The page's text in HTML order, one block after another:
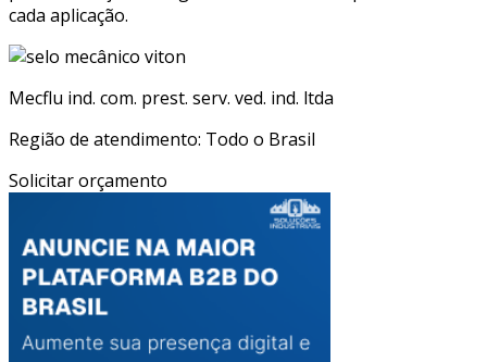
cada aplicação.
Mecflu ind. com. prest. serv. ved. ind. ltda
Região de atendimento: Todo o Brasil
Solicitar orçamento